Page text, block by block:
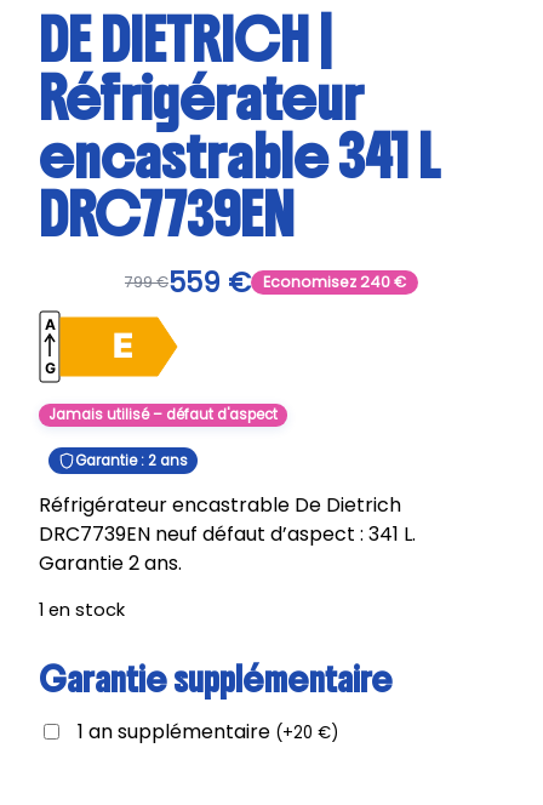
DE DIETRICH |
Réfrigérateur
encastrable 341 L
DRC7739EN
799€559 € Economisez240€
Jamais utilisé – défaut d'aspect
Garantie : 2 ans
Réfrigérateur encastrable De Dietrich
DRC7739EN neuf défaut d’aspect : 341 L.
Garantie 2 ans.
1 en stock
Garantie supplémentaire
1 an supplémentaire (+20 €)